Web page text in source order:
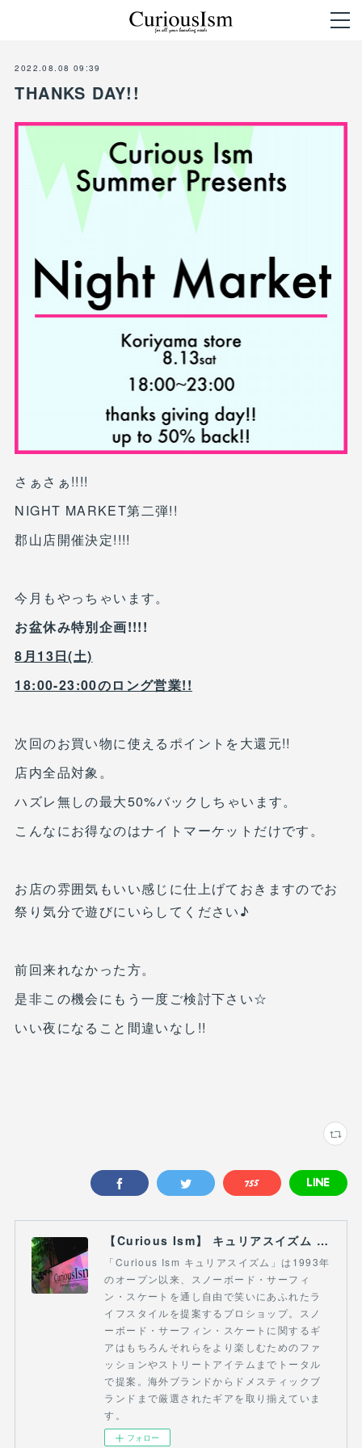
2022.08.08 09:39
THANKS DAY!!
さぁさぁ!!!!
NIGHT MARKET第二弾!!
郡山店開催決定!!!!
今月もやっちゃいます。
お盆休み特別企画!!!!
8月13日(土)
18:00-23:00のロング営業!!
次回のお買い物に使えるポイントを大還元!!
店内全品対象。
ハズレ無しの最大50%バックしちゃいます。
こんなにお得なのはナイトマーケットだけです。
お店の雰囲気もいい感じに仕上げておきますのでお
祭り気分で遊びにいらしてください♪
前回来れなかった方。
是非この機会にもう一度ご検討下さい☆
いい夜になること間違いなし!!
【Curious Ism】 キュリアスイズム l スノーボードショップ サーフショップ 福島県 会津若松市 郡山市 通販
「Curious Ism キュリアスイズム」は1993年
のオープン以来、スノーボード・サーフィ
ン・スケートを通し自由で笑いにあふれたラ
イフスタイルを提案するプロショップ。スノ
ーボード・サーフィン・スケートに関するギ
アはもちろんそれらをより楽しむためのファ
ッションやストリートアイテムまでトータル
で提案。海外ブランドからドメスティックブ
ランドまで厳選されたギアを取り揃えていま
す。
フォロー